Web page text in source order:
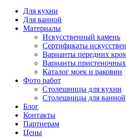
Для кухни
Для ванной
Материалы
Искусственный камень
Сертификаты
Варианты передних
Варианты
Каталог моек и раковин
Фото работ
Столешницы для кухни
Столешницы для ванной
Блог
Контакты
Партнерам
Цены